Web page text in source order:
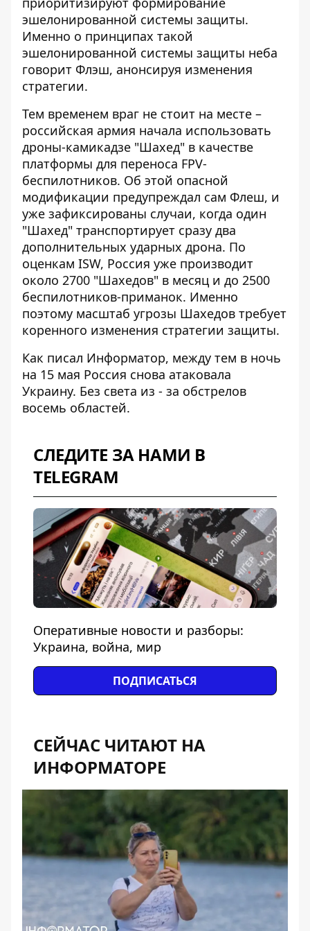
эшелонированной системы защиты.
Именно о принципах такой
эшелонированной системы защиты неба
говорит Флэш, анонсируя изменения
стратегии.
Тем временем враг не стоит на месте –
российская армия начала использовать
дроны-камикадзе "Шахед" в качестве
платформы для переноса FPV-
беспилотников. Об этой опасной
модификации предупреждал сам Флеш, и
уже зафиксированы случаи, когда один
"Шахед" транспортирует сразу два
дополнительных ударных дрона. По
оценкам ISW, Россия уже производит
около 2700 "Шахедов" в месяц и до 2500
беспилотников-приманок. Именно
поэтому масштаб угрозы Шахедов требует
коренного изменения стратегии защиты.
Как писал Информатор, между тем в ночь
на 15 мая Россия снова атаковала
Украину. Без света из - за обстрелов
восемь областей.
СЛЕДИТЕ ЗА НАМИ В
TELEGRAM
Оперативные новости и разборы:
Украина, война, мир
ПОДПИСАТЬСЯ
СЕЙЧАС ЧИТАЮТ НА
ИНФОРМАТОРЕ